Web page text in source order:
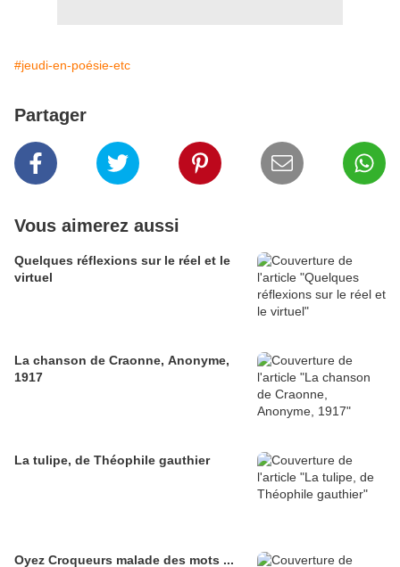
#jeudi-en-poésie-etc
Partager
Vous aimerez aussi
Quelques réflexions sur le réel et le
virtuel
La chanson de Craonne, Anonyme,
1917
La tulipe, de Théophile gauthier
Oyez Croqueurs malade des mots ...